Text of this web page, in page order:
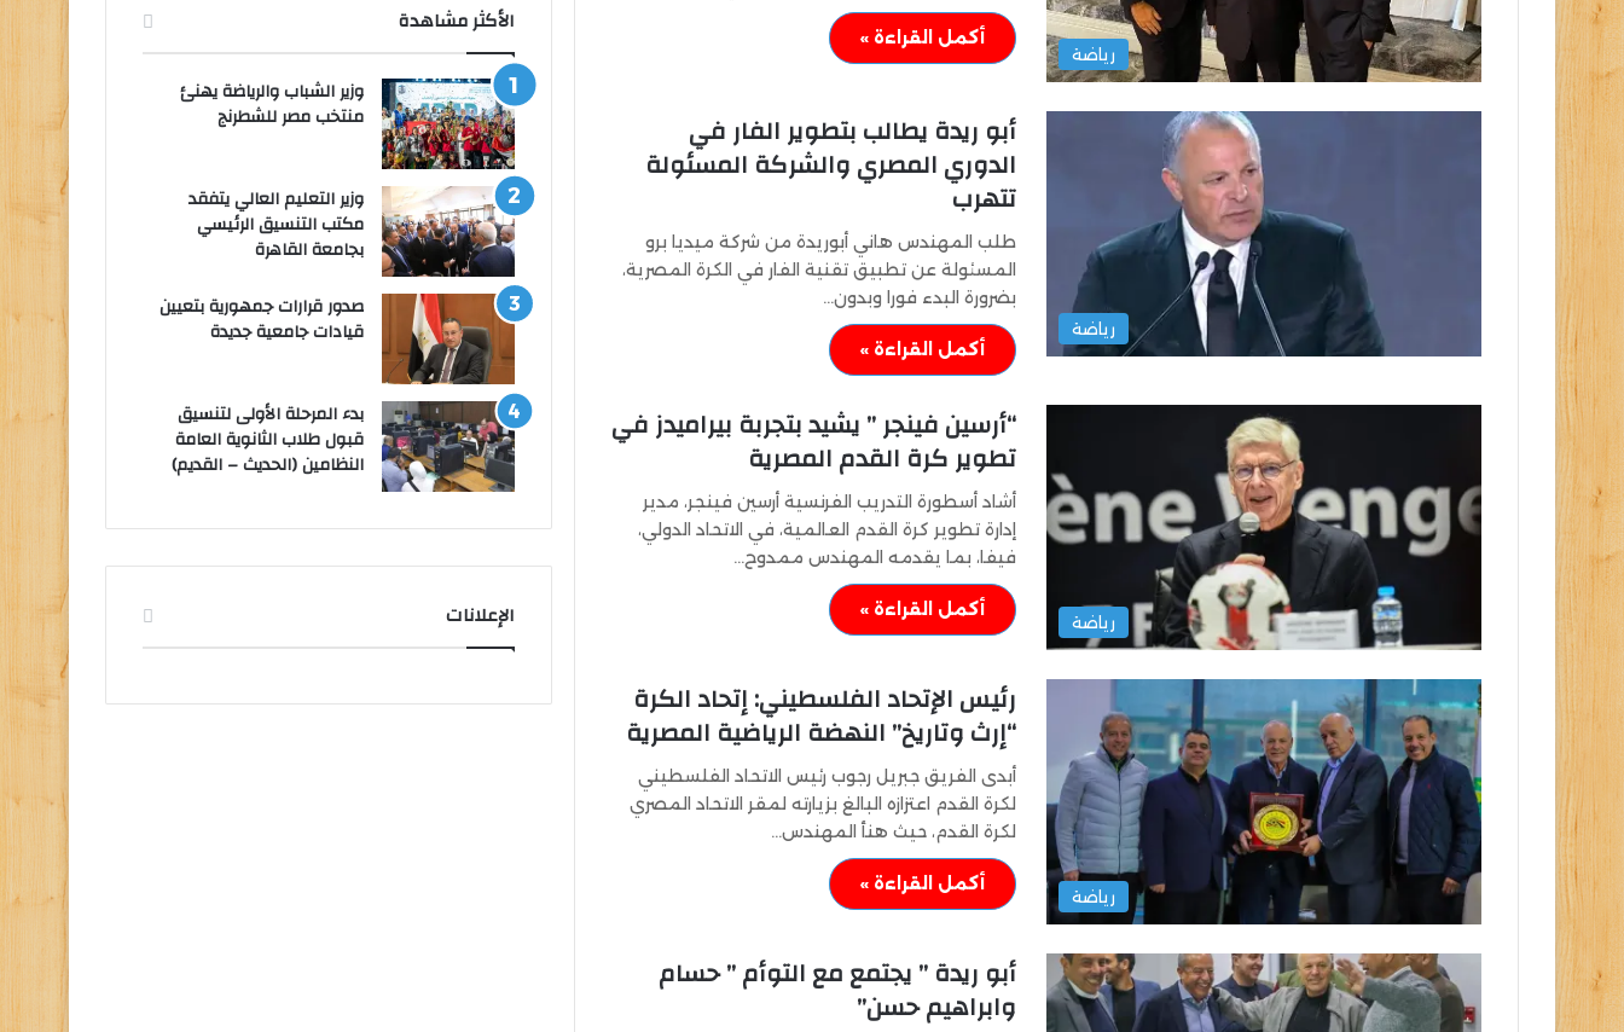
رياضة
أكمل القراءة »
رياضة
أبو ريدة يطالب بتطوير الفار في
الدوري المصري والشركة المسئولة
تتهرب
طلب المهندس هاني أبوريدة من شركة ميديا برو
المسئولة عن تطبيق تقنية الفار في الكرة المصرية،
بضرورة البدء فورا وبدون…
أكمل القراءة »
رياضة
“أرسين فينجر ” يشيد بتجربة بيراميدز في
تطوير كرة القدم المصرية
أشاد أسطورة التدريب الفرنسية أرسين فينجر، مدير
إدارة تطوير كرة القدم العالمية، في الاتحاد الدولي،
فيفا، بما يقدمه المهندس ممدوح…
أكمل القراءة »
رياضة
رئيس الإتحاد الفلسطيني: إتحاد الكرة
“إرث وتاريخ” النهضة الرياضية المصرية
أبدى الفريق جبريل رجوب رئيس الاتحاد الفلسطيني
لكرة القدم اعتزازه البالغ بزيارته لمقر الاتحاد المصري
لكرة القدم، حيث هنأ المهندس…
أكمل القراءة »
أبو ريدة ” يجتمع مع التوأم ” حسام
وابراهيم حسن”
الأكثر مشاهدة
وزير الشباب والرياضة يهنئ
منتخب مصر للشطرنج
وزير التعليم العالي يتفقد
مكتب التنسيق الرئيسي
بجامعة القاهرة
صدور قرارات جمهورية بتعيين
قيادات جامعية جديدة
بدء المرحلة الأولى لتنسيق
قبول طلاب الثانوية العامة
النظامين (الحديث – القديم)
الإعلانات